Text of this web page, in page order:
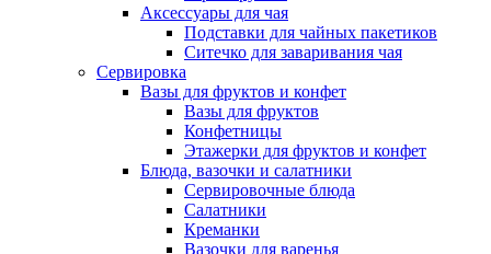
Аксессуары для чая
Подставки для чайных пакетиков
Ситечко для заваривания чая
Сервировка
Вазы для фруктов и конфет
Вазы для фруктов
Конфетницы
Этажерки для фруктов и конфет
Блюда, вазочки и салатники
Сервировочные блюда
Салатники
Креманки
Вазочки для варенья